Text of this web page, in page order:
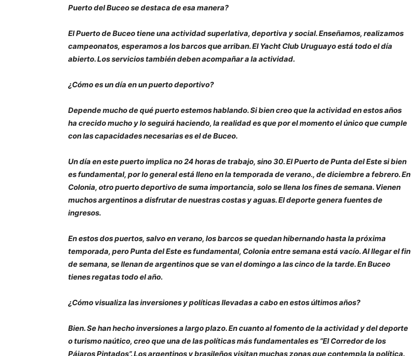
Puerto del Buceo se destaca de esa manera?
El Puerto de Buceo tiene una actividad superlativa, deportiva y social. Enseñamos, realizamos
campeonatos, esperamos a los barcos que arriban. El Yacht Club Uruguayo está todo el día
abierto. Los servicios también deben acompañar a la actividad.
¿Cómo es un día en un puerto deportivo?
Depende mucho de qué puerto estemos hablando. Si bien creo que la actividad en estos años
ha crecido mucho y lo seguirá haciendo, la realidad es que por el momento el único que cumple
con las capacidades necesarias es el de Buceo.
Un día en este puerto implica no 24 horas de trabajo, sino 30. El Puerto de Punta del Este si bien
es fundamental, por lo general está lleno en la temporada de verano., de diciembre a febrero. En
Colonia, otro puerto deportivo de suma importancia, solo se llena los fines de semana. Vienen
muchos argentinos a disfrutar de nuestras costas y aguas. El deporte genera fuentes de
ingresos.
En estos dos puertos, salvo en verano, los barcos se quedan hibernando hasta la próxima
temporada, pero Punta del Este es fundamental, Colonia entre semana está vacío. Al llegar el fin
de semana, se llenan de argentinos que se van el domingo a las cinco de la tarde. En Buceo
tienes regatas todo el año.
¿Cómo visualiza las inversiones y políticas llevadas a cabo en estos últimos años?
Bien. Se han hecho inversiones a largo plazo. En cuanto al fomento de la actividad y del deporte
o turismo naútico, creo que una de las políticas más fundamentales es “El Corredor de los
Pájaros Pintados”. Los argentinos y brasileños visitan muchas zonas que contempla la política.